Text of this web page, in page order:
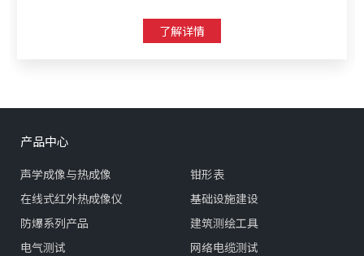
了解详情
产品中心
声学成像与热成像
在线式红外热成像仪
防爆系列产品
电气测试
钳形表
基础设施建设
建筑测绘工具
网络电缆测试